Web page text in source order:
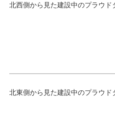
北西側から見た建設中のプラウド
北東側から見た建設中のプラウド